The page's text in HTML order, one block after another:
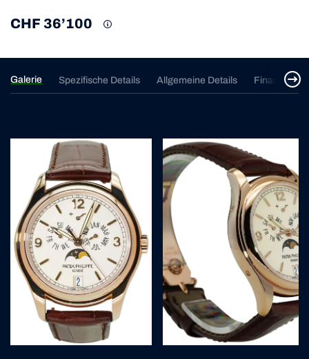
CHF 36’100
Galerie Spezifische Details Allgemeine Details